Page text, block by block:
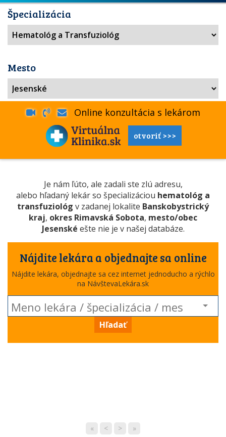
Špecializácia
Mesto
Online konzultácia s lekárom
otvoriť >>>
Je nám ľúto, ale zadali ste zlú adresu,
alebo hľadaný lekár so špecializáciou hematológ a
transfuziológ v zadanej lokalite Banskobystrický
kraj, okres Rimavská Sobota, mesto/obec
Jesenské ešte nie je v našej databáze.
Nájdite lekára a objednajte sa online
Nájdite lekára, objednajte sa cez internet jednoducho a rýchlo
na NávštevaLekára.sk
Hľadať
« < > »